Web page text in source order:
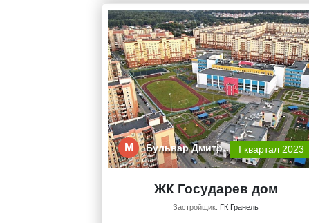
М Бульвар Дмитр… I квартал 2023
ЖК Государев дом
Застройщик: ГК Гранель